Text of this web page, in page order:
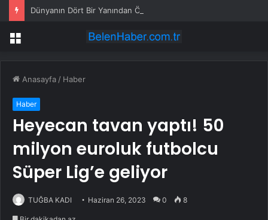
Menü
Anasayfa / Haber
Haber
Heyecan tavan yaptı! 50
milyon euroluk futbolcu
Süper Lig’e geliyor
TUĞBA KADI Haziran 26, 2023 0 8